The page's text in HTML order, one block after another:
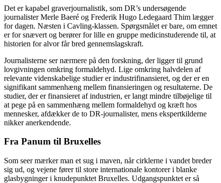
Det er kapabel graverjournalistik, som DR’s undersøgende
journalister Merle Baeré og Frederik Hugo Ledegaard Thim lægger
for dagen. Næsten i Cavling-klassen. Spørgsmålet er bare, om emnet
er for snævert og berører for lille en gruppe medicinstuderende til, at
historien for alvor får bred gennemslagskraft.
Journalisterne ser nærmere på den forskning, der ligger til grund
lovgivningen omkring formaldehyd. Lige omkring halvdelen af
relevante videnskabelige studier er industrifinansieret, og der er en
signifikant sammenhæng mellem finansieringen og resultaterne. De
studier, der er finansieret af industrien, er langt mindre tilbøjelige til
at pege på en sammenhæng mellem formaldehyd og kræft hos
mennesker, afdækker de to DR-journalister, mens ekspertkilderne
nikker anerkendende.
Fra Panum til Bruxelles
Som seer mærker man et sug i maven, når cirklerne i vandet breder
sig ud, og vejene fører til store internationale kontorer i blanke
glasbygninger i knudepunktet Bruxelles. Udgangspunktet er så